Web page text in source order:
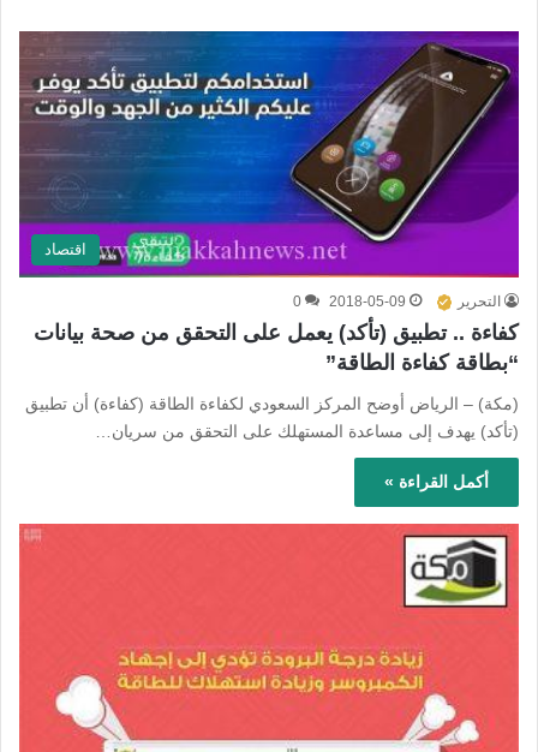
اقتصاد
التحرير 2018-05-09
0
كفاءة .. تطبيق (تأكد) يعمل على التحقق من صحة بيانات
“بطاقة كفاءة الطاقة”
(مكة) – الرياض أوضح المركز السعودي لكفاءة الطاقة (كفاءة) أن تطبيق
(تأكد) يهدف إلى مساعدة المستهلك على التحقق من سريان…
أكمل القراءة »